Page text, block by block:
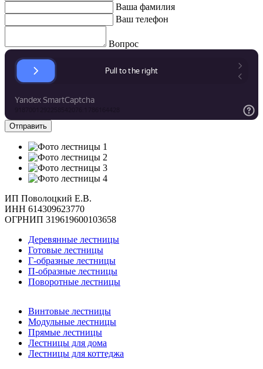
Ваша фамилия
Ваш телефон
Вопрос
ИП Поволоцкий Е.В.
ИНН 614309623770
ОГРНИП 319619600103658
Деревянные лестницы
Готовые лестницы
Г-образные лестницы
П-образные лестницы
Поворотные лестницы
Винтовые лестницы
Модульные лестницы
Прямые лестницы
Лестницы для дома
Лестницы для коттеджа